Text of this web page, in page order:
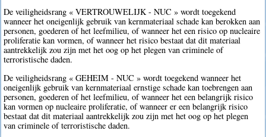
De veiligheidsrang « VERTROUWELIJK - NUC » wordt toegekend
wanneer het oneigenlijk gebruik van kernmateriaal schade kan berokken aan
personen, goederen of het leefmilieu, of wanneer het een risico op nucleaire
proliferatie kan vormen, of wanneer het risico bestaat dat dit materiaal
aantrekkelijk zou zijn met het oog op het plegen van criminele of
terroristische daden.
De veiligheidsrang « GEHEIM - NUC » wordt toegekend wanneer het
oneigenlijk gebruik van kernmateriaal ernstige schade kan toebrengen aan
personen, goederen of het leefmilieu, of wanneer het een belangrijk risico
kan vormen op nucleaire proliferatie, of wanneer er een belangrijk risico
bestaat dat dit materiaal aantrekkelijk zou zijn met het oog op het plegen
van criminele of terroristische daden.